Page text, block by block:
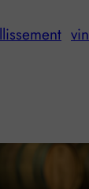
vin